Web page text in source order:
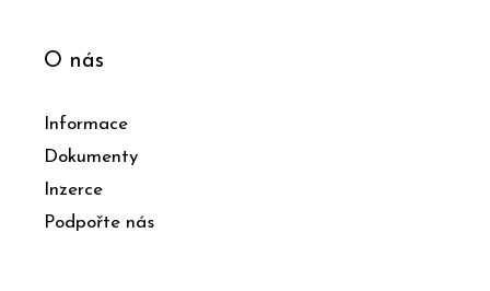
O nás
Informace
Dokumenty
Inzerce
Podpořte nás